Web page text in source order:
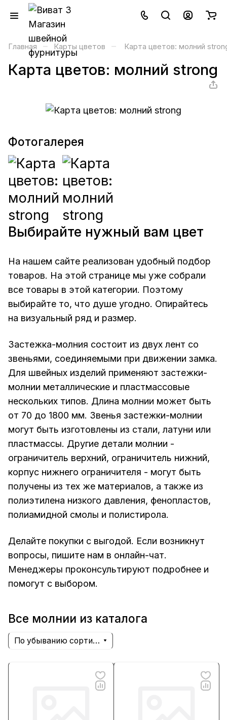
Главная – Карты цветов – Карта цветов: молний
Карта цветов: молний strong
Фотогалерея
Выбирайте нужный вам цвет
На нашем сайте реализован удобный подбор
товаров. На этой странице мы уже собрали
все товары в этой категории. Поэтому
выбирайте то, что душе угодно. Опирайтесь
на визуальный ряд и размер.
Застежка-молния состоит из двух лент со
звеньями, соединяемыми при движении замка.
Для швейных изделий применяют застежки-
молнии металлические и пластмассовые
нескольких типов. Длина молнии может быть
от 70 до 1800 мм. Звенья застежки-молнии
могут быть изготовлены из стали, латуни или
пластмассы. Другие детали молнии -
ограничитель верхний, ограничитель нижний,
корпус нижнего ограничителя - могут быть
получены из тех же материалов, а также из
полиэтилена низкого давления, фенопластов,
полиамидной смолы и полистирола.
Делайте покупки с выгодой. Если возникнут
вопросы, пишите нам в онлайн-чат.
Менеджеры проконсультируют подробнее и
помогут с выбором.
Все молнии из каталога
По убыванию сортировки